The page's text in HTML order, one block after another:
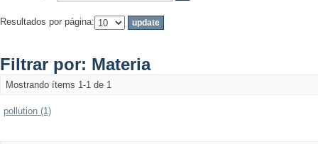
Resultados por página:
Filtrar por: Materia
Mostrando ítems 1-1 de 1
pollution (1)